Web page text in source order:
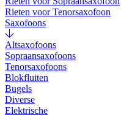
Rieten voor Tenorsaxofoon
Saxofoons
Altsaxofoons
Sopraansaxofoons
Tenorsaxofoons
Blokfluiten
Bugels
Diverse
Elektrische